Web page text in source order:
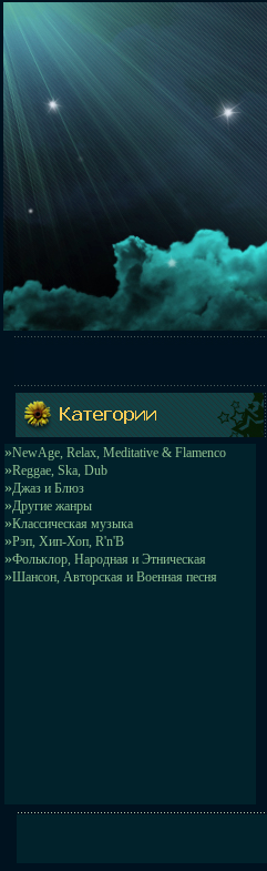
»NewAge, Relax, Meditative & Flamenco
»Reggae, Ska, Dub
»Джаз и Блюз
»Другие жанры
»Классическая музыка
»Рэп, Хип-Хоп, R'n'B
»Фольклор, Народная и Этническая
»Шансон, Авторская и Военная песня